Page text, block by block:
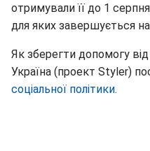
отримували її до 1
для яких завершується
Як зберегти допомогу
Україна (проект Styler)
соціальної політики.